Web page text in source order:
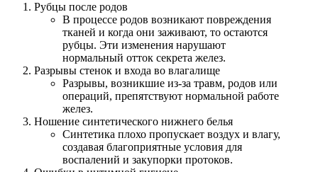
Рубцы после родов
В процессе родов возникают повреждения
тканей и когда они заживают, то остаются
рубцы. Эти изменения нарушают
нормальный отток секрета желез.
Разрывы стенок и входа во влагалище
Разрывы, возникшие из-за травм, родов или
операций, препятствуют нормальной работе
желез.
Ношение синтетического нижнего белья
Синтетика плохо пропускает воздух и влагу,
создавая благоприятные условия для
воспалений и закупорки протоков.